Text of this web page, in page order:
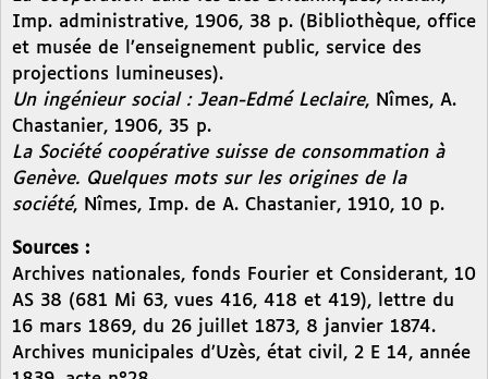
Imp. administrative, 1906, 38 p. (Bibliothèque, office
et musée de l’enseignement public, service des
projections lumineuses).
Un ingénieur social : Jean-Edmé Leclaire, Nîmes, A.
Chastanier, 1906, 35 p.
La Société coopérative suisse de consommation à
Genève. Quelques mots sur les origines de la
société, Nîmes, Imp. de A. Chastanier, 1910, 10 p.
Sources :
Archives nationales, fonds Fourier et Considerant, 10
AS 38 (681 Mi 63, vues 416, 418 et 419), lettre du
16 mars 1869, du 26 juillet 1873, 8 janvier 1874.
Archives municipales d’Uzès, état civil, 2 E 14, année